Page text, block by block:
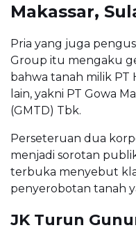
Makassar,
Pria yang juga
Group itu mengaku
bahwa tanah milik PT
lain, yakni PT Gowa
(GMTD) Tbk.
Perseteruan dua
menjadi sorotan
terbuka menyebut
penyerobotan tanah
JK Turun